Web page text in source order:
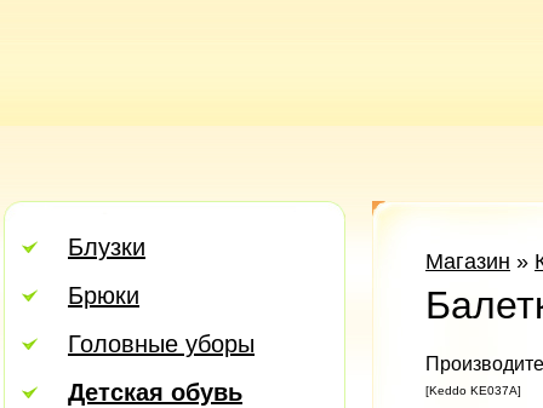
Блузки
Брюки
Головные уборы
Детская обувь
Магазин »
[Keddo KE037A]